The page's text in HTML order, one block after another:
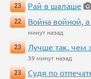
23
Рай в шалаше
22
Война войной,
минут назад
23
Лучше так, чем
39 минут назад
23
Судя по